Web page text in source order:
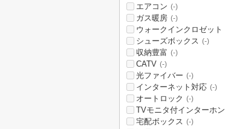
エアコン (-)
ガス暖房 (-)
ウォークインクロゼット
シューズボックス (-)
収納豊富 (-)
CATV (-)
光ファイバー (-)
インターネット対応 (-)
オートロック (-)
TVモニタ付インターホン
宅配ボックス (-)